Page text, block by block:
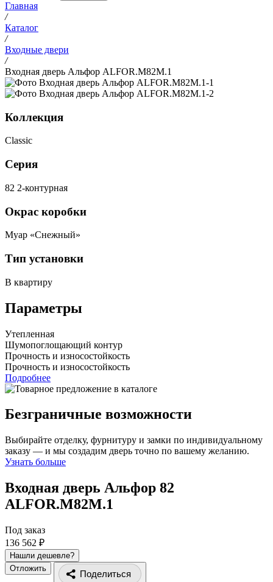
Главная
/
Каталог
/
Входные двери
/
Входная дверь Альфор ALFOR.M82M.1
Коллекция
Classic
Серия
82 2-контурная
Окрас коробки
Муар «Снежный»
Тип установки
В квартиру
Параметры
Утепленная
Шумопоглощающий контур
Прочность и износостойкость
Прочность и износостойкость
Подробнее
Безграничные возможности
Выбирайте отделку, фурнитуру и замки по индивидуальному
заказу — и мы создадим дверь точно по вашему желанию.
Узнать больше
Входная дверь Альфор 82
ALFOR.M82M.1
Под заказ
136 562 ₽
Нашли дешевле?
Отложить
Поделиться